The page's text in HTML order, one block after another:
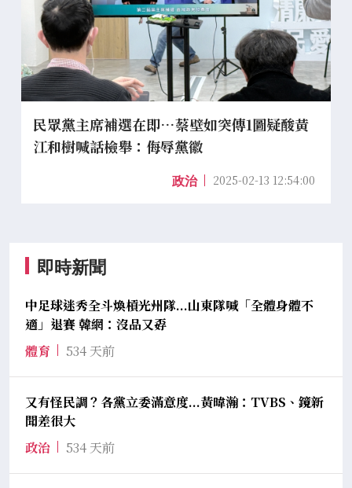
民眾黨主席補選在即…蔡壁如突傳1圖疑酸黃
江和樹喊話檢舉：侮辱黨徽
政治 2025-02-13 12:54:00
即時新聞
中足球迷秀全斗煥槓光州隊...山東隊喊「全體身體不
適」退賽 韓網：沒品又孬
體育
534 天前
又有怪民調？各黨立委滿意度...黃暐瀚：TVBS、鏡新
聞差很大
政治
534 天前